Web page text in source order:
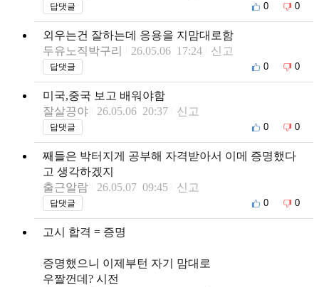
답댓글 0 0
외우는건 잘하는데 응용을 지맘대로함
두유노직박구리
26.05.06 17:24 신고
답댓글 0 0
미국,중국 보고 배워야함
잘살끙야
26.05.06 20:37 신고
답댓글 0 0
째들은 박터지게 공부해 자격받아서 이메 증명했다
고 생각하겠지
출근알람
26.05.07 09:45 신고
답댓글 0 0
고시 합격 = 증명
증명했으니 이제부턴 자기 맘대로
우짤껀데? 시전